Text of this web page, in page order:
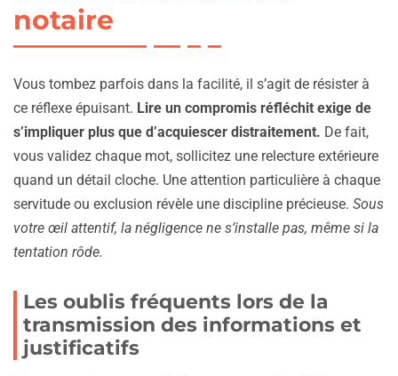
notaire
Vous tombez parfois dans la facilité, il s’agit de résister à
ce réflexe épuisant. Lire un compromis réfléchit exige de
s’impliquer plus que d’acquiescer distraitement. De fait,
vous validez chaque mot, sollicitez une relecture extérieure
quand un détail cloche. Une attention particulière à chaque
servitude ou exclusion révèle une discipline précieuse. Sous
votre œil attentif, la négligence ne s’installe pas, même si la
tentation rôde.
Les oublis fréquents lors de la
transmission des informations et
justificatifs